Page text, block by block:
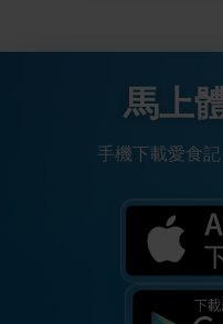
馬上
手機下載愛食